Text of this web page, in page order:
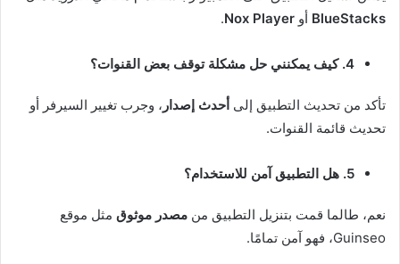
BlueStacks أو Nox Player
.
4. كيف يمكنني حل مشكلة توقف بعض القنوات؟
تأكد من تحديث التطبيق إلى أحدث إصدار ، وجرب تغيير السيرفر أو
تحديث قائمة القنوات.
5. هل التطبيق آمن للاستخدام؟
نعم، طالما قمت بتنزيل التطبيق من مصدر موثوق مثل موقع
Guinseo، فهو آمن تمامًا.